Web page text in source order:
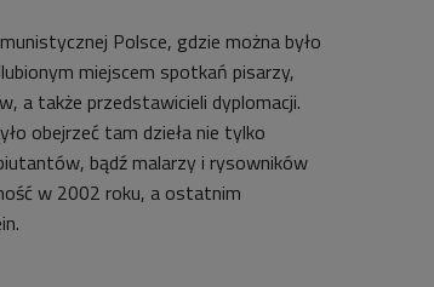
Polsce, gdzie można było
miejscem spotkań pisarzy,
a także przedstawicieli dyplomacji.
obejrzeć tam dzieła nie tylko
bądź malarzy i rysowników
w 2002 roku, a ostatnim